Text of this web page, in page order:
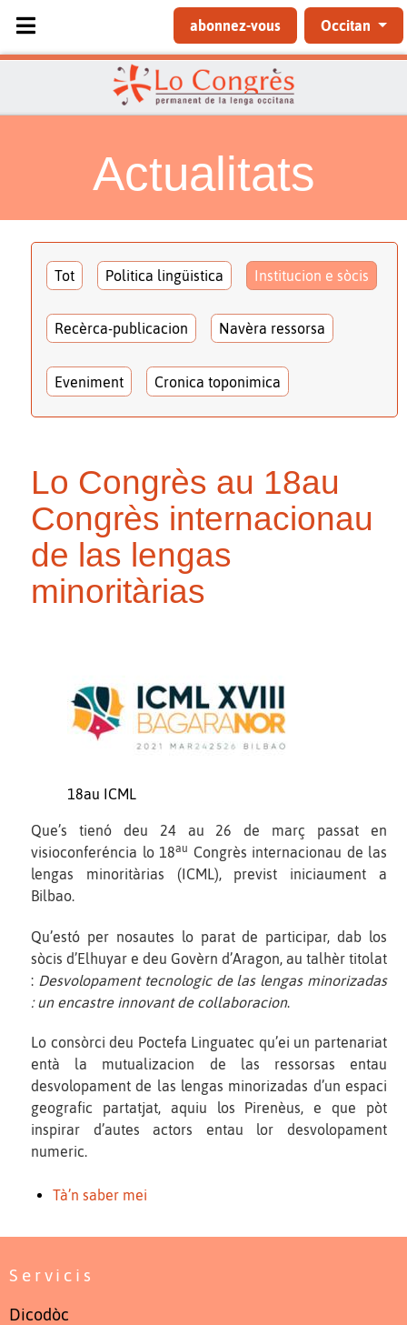
Sélectionnez votre langue
abonnez-vous Occitan
Actualitats
Tot Politica lingüistica Institucion e sòcis
Recèrca-publicacion Navèra ressorsa
Eveniment Cronica toponimica
Lo Congrès au 18au
Congrès internacionau
de las lengas
minoritàrias
18au ICML
Que’s tienó deu 24 au 26 de març passat en
visioconferéncia lo 18au Congrès internacionau de las
lengas minoritàrias (ICML), previst iniciaument a
Bilbao.
Qu’estó per nosautes lo parat de participar, dab los
sòcis d’Elhuyar e deu Govèrn d’Aragon, au talhèr titolat
: Desvolopament tecnologic de las lengas minorizadas
: un encastre innovant de collaboracion.
Lo consòrci deu Poctefa Linguatec qu’ei un partenariat
entà la mutualizacion de las ressorsas entau
desvolopament de las lengas minorizadas d’un espaci
geografic partatjat, aquiu los Pirenèus, e que pòt
inspirar d’autes actors entau lor desvolopament
numeric.
Tà’n saber mei
Servicis
Dicodòc